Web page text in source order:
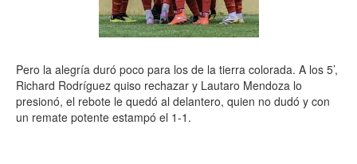
Pero la alegría duró poco para los de la tierra colorada. A los 5’,
Richard Rodríguez quiso rechazar y Lautaro Mendoza lo
presionó, el rebote le quedó al delantero, quien no dudó y con
un remate potente estampó el 1-1.